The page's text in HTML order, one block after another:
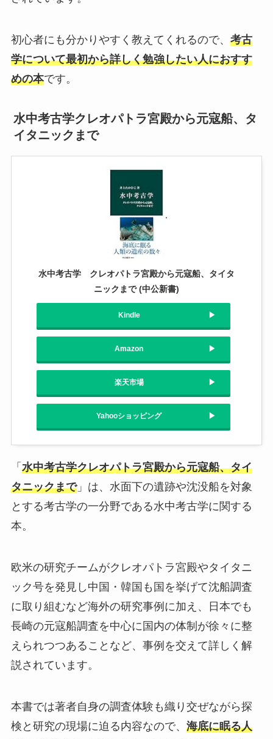
初心者にも分かりやすく教えてくれるので、 考古
学について最初から詳しく勉強したい人におすす
めの本です。
水中考古学クレオパトラ宮殿から元寇船、タ
イタニックまで
水中考古学 クレオパトラ宮殿から元寇船、タイタ
ニックまで (中公新書)
Kindle
Amazon
楽天市場
Yahooショッピング
「 水中考古学クレオパトラ宮殿から元寇船、タイ
タニックまで」は、水面下の遺跡や沈没船を対象
とする考古学の一分野である水中考古学に関する
本。
欧米の研究チームがクレオパトラ宮殿やタイタニ
ック号を発見し中国・韓国も国を挙げて沈船調査
に取り組むなど海外の研究事例に加え、日本でも
長崎の元寇船調査を中心に国内の体制が徐々に整
えられつつあることなど、事例を交えて詳しく解
説されています。
本書では著者自身の調査体験も織り交ぜながら探
検と研究の現場に迫る内容なので、 海底に眠る人